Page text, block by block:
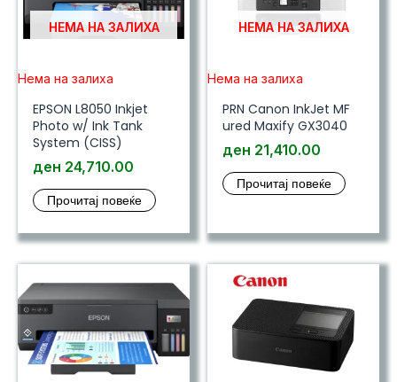
НЕМА НА ЗАЛИХА
Нема на залиха
EPSON L8050 Inkjet
Photo w/ Ink Tank
System (CISS)
ден 24,710.00
Прочитај повеќе
НЕМА НА ЗАЛИХА
Нема на залиха
PRN Canon InkJet MF
ured Maxify GX3040
ден 21,410.00
Прочитај повеќе